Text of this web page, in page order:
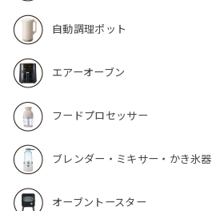
自動調理ポット
エアーオーブン
フードプロセッサー
ブレンダー・ミキサー・かき氷器
オーブントースター